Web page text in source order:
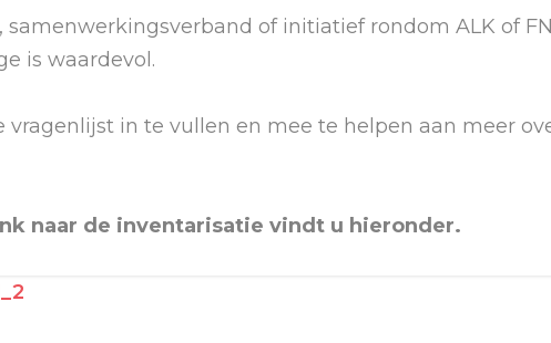
of initiatief rondom ALK of
is waardevol.
in te vullen en mee te helpen aan meer
naar de inventarisatie vindt u hieronder.